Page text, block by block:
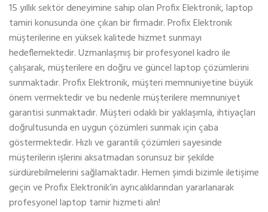
15 yıllık sektör deneyimine sahip olan Profix Elektronik, laptop
tamiri konusunda öne çıkan bir firmadır. Profix Elektronik
müşterilerine en yüksek kalitede hizmet sunmayı
hedeflemektedir. Uzmanlaşmış bir profesyonel kadro ile
çalışarak, müşterilere en doğru ve güncel laptop çözümlerini
sunmaktadır. Profix Elektronik, müşteri memnuniyetine büyük
önem vermektedir ve bu nedenle müşterilere memnuniyet
garantisi sunmaktadır. Müşteri odaklı bir yaklaşımla, ihtiyaçları
doğrultusunda en uygun çözümleri sunmak için çaba
göstermektedir. Hızlı ve garantili çözümleri sayesinde
müşterilerin işlerini aksatmadan sorunsuz bir şekilde
sürdürebilmelerini sağlamaktadır. Hemen şimdi bizimle iletişime
geçin ve Profix Elektronik’in ayrıcalıklarından yararlanarak
profesyonel laptop tamir hizmeti alın!